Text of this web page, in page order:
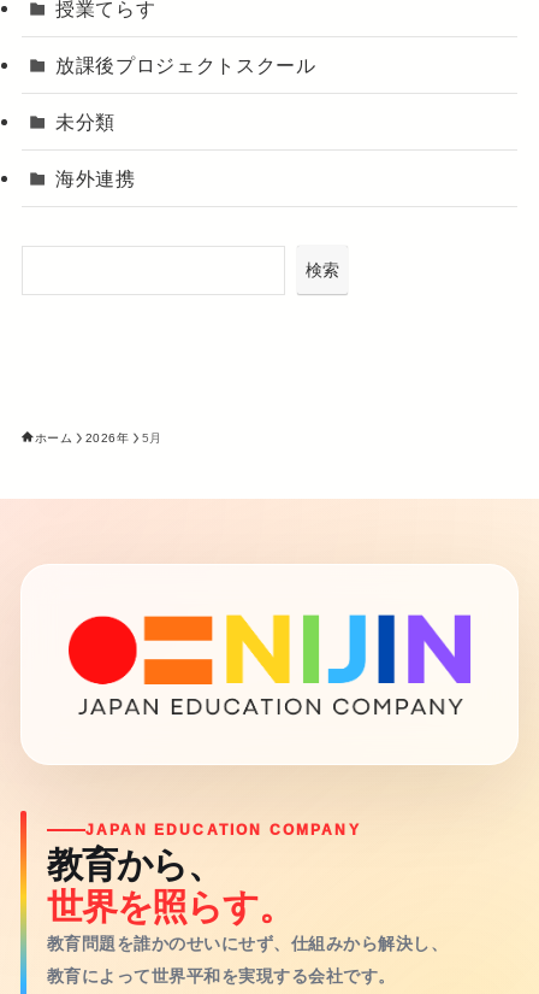
授業てらす
放課後プロジェクトスクール
未分類
海外連携
検索
ホーム 2026年 5月
JAPAN EDUCATION COMPANY
教育から、
世界を照らす。
教育問題を誰かのせいにせず、仕組みから解決し、
教育によって世界平和を実現する会社です。